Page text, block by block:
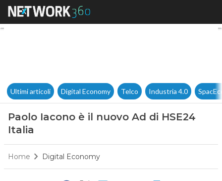
Paolo Iacono è il nuovo Ad di
Ultimi articoli Digital Economy Telco Industria 4.0
Paolo Iacono è il nuovo Ad di HSE24
Italia
Home Digital Economy